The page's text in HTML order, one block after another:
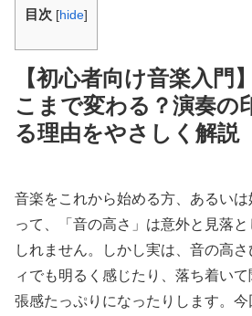
目次 [hide]
【初心者向け音楽入門
こまで変わる？演奏の
る理由をやさしく解説
音楽をこれから始める方、あるい
って、「音の高さ」は意外と見落
しれません。しかし実は、音の高
ィでも明るく感じたり、落ち着い
張感たっぷりになったりします。今